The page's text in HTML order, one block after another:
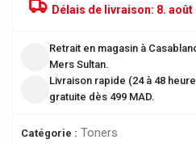
Délais de livraison: 8. août
Retrait en magasin à
Mers Sultan.
Livraison rapide (24 à 48
gratuite dès 499 MAD.
Catégorie : Toners